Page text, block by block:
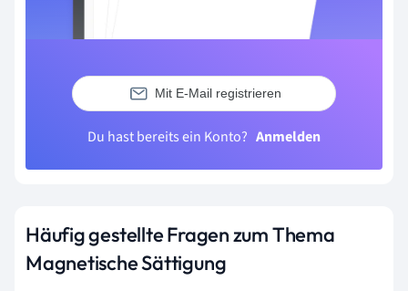
Mit E-Mail registrieren
Du hast bereits ein Konto? Anmelden
Häufig gestellte Fragen zum Thema
Magnetische Sättigung